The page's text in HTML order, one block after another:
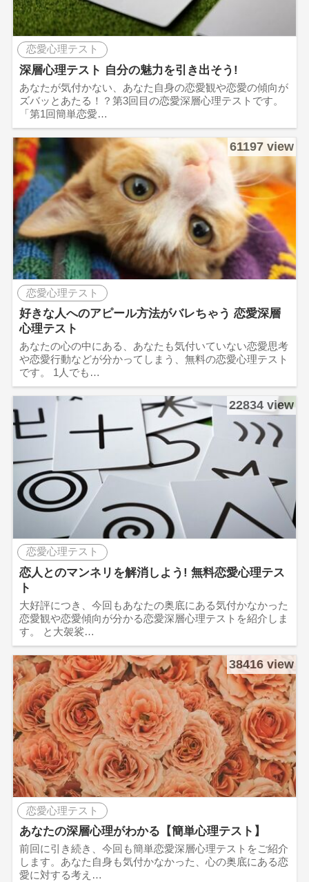
恋愛心理テスト
深層心理テスト 自分の魅力を引き出そう!
あなたが気付かない、あなた自身の恋愛観や恋愛の傾向が
ズバッとあたる！？第3回目の恋愛深層心理テストです。
「第1回簡単恋愛…
61197 view
恋愛心理テスト
好きな人へのアピール方法がバレちゃう 恋愛深層
心理テスト
あなたの心の中にある、あなたも気付いていない恋愛思考
や恋愛行動などが分かってしまう、無料の恋愛心理テスト
です。 1人でも…
22834 view
恋愛心理テスト
恋人とのマンネリを解消しよう! 無料恋愛心理テス
ト
大好評につき、今回もあなたの奥底にある気付かなかった
恋愛観や恋愛傾向が分かる恋愛深層心理テストを紹介しま
す。 と大袈裟…
38416 view
恋愛心理テスト
あなたの深層心理がわかる【簡単心理テスト】
前回に引き続き、今回も簡単恋愛深層心理テストをご紹介
します。あなた自身も気付かなかった、心の奥底にある恋
愛に対する考え…